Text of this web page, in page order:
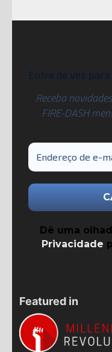
Entre de vez
Receba
FIRE-DASH
Dê uma
Privacidade
Featured in